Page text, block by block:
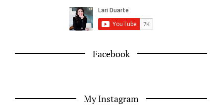
Facebook
My Instagram